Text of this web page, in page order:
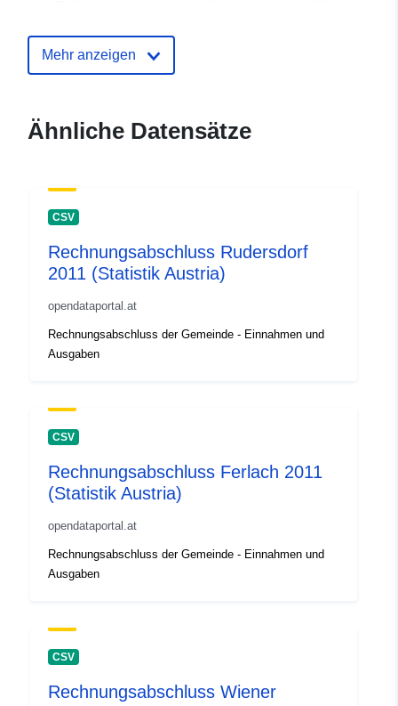
Mehr anzeigen
Ähnliche Datensätze
CSV
Rechnungsabschluss Rudersdorf
2011 (Statistik Austria)
opendataportal.at
Rechnungsabschluss der Gemeinde - Einnahmen und
Ausgaben
CSV
Rechnungsabschluss Ferlach 2011
(Statistik Austria)
opendataportal.at
Rechnungsabschluss der Gemeinde - Einnahmen und
Ausgaben
CSV
Rechnungsabschluss Wiener